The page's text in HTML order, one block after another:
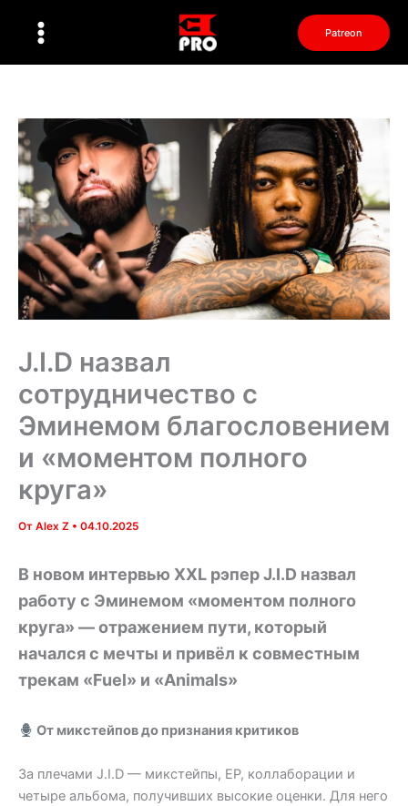
Patreon
J.I.D назвал
сотрудничество с
Эминемом благословением
и «моментом полного
круга»
От Alex Z • 04.10.2025
В новом интервью XXL рэпер J.I.D назвал
работу с Эминемом «моментом полного
круга» — отражением пути, который
начался с мечты и привёл к совместным
трекам «Fuel» и «Animals»
От микстейпов до признания критиков
За плечами J.I.D — микстейпы, EP, коллаборации и
четыре альбома, получивших высокие оценки. Для него